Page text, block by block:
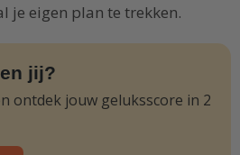
je eigen plan te trekken.
jij?
ontdek jouw geluksscore in 2